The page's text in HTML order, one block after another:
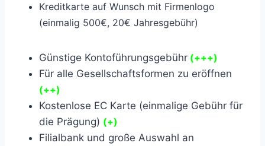
Kreditkarte auf Wunsch mit Firmenlogo
(einmalig 500€, 20€ Jahresgebühr)
Günstige Kontoführungsgebühr (+++)
Für alle Gesellschaftsformen zu eröffnen
(++)
Kostenlose EC Karte (einmalige Gebühr für
die Prägung) (+)
Filialbank und große Auswahl an